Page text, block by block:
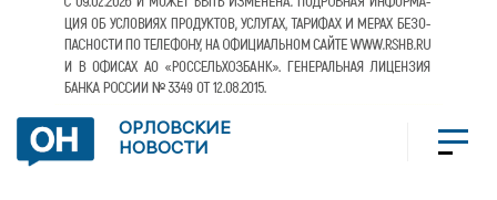
ОРЛОВСКИЕ
НОВОСТИ